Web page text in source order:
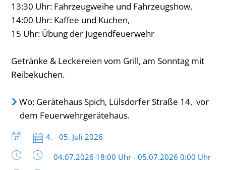
13:30 Uhr: Fahrzeugweihe und Fahrzeugshow,
14:00 Uhr: Kaffee und Kuchen,
15 Uhr: Übung der Jugendfeuerwehr
Getränke & Leckereien vom Grill, am Sonntag mit
Reibekuchen.
Wo: Gerätehaus Spich, Lülsdorfer Straße 14, vor
dem Feuerwehrgerätehaus.
Datum:
4. - 05. Juli 2026
Uhrzeit:
04.07.2026 18:00 Uhr - 05.07.2026 0:00 Uhr